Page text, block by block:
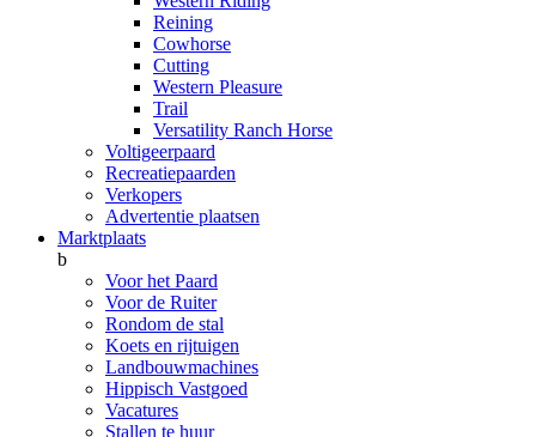
Reining
Cowhorse
Cutting
Western Pleasure
Trail
Versatility Ranch Horse
Voltigeerpaard
Recreatiepaarden
Verkopers
Advertentie plaatsen
Marktplaats
b
Voor het Paard
Voor de Ruiter
Rondom de stal
Koets en rijtuigen
Landbouwmachines
Hippisch Vastgoed
Vacatures
Stallen te huur